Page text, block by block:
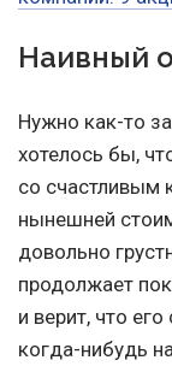
Наивный
Нужно как-то
хотелось бы,
со счастливым
нынешней
довольно
продолжает
и верит, что
когда-нибудь